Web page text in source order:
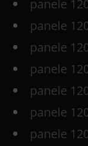
panele
panele
panele
panele
panele
panele
panele